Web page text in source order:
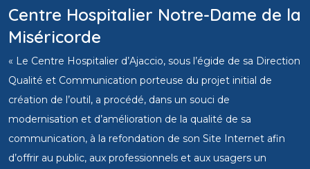
Centre Hospitalier Notre-Dame de la
Miséricorde
« Le Centre Hospitalier d’Ajaccio, sous l’égide de sa Direction
Qualité et Communication porteuse du projet initial de
création de l’outil, a procédé, dans un souci de
modernisation et d’amélioration de la qualité de sa
communication, à la refondation de son Site Internet afin
d’offrir au public, aux professionnels et aux usagers un